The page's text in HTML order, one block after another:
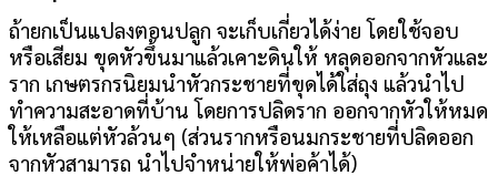
ถ้ายกเป็นแปลงตอนปลูก จะเก็บเกี่ยวได้ง่าย โดยใช้จอบ
หรือเสียม ขุดหัวขึ้นมาแล้วเคาะดินให้ หลุดออกจากหัวและ
ราก เกษตรกรนิยมนำหัวกระชายที่ขุดได้ใส่ถุง แล้วนำไป
ทำความสะอาดที่บ้าน โดยการปลิดราก ออกจากหัวให้หมด
ให้เหลือแต่หัวล้วนๆ (ส่วนรากหรือนมกระชายที่ปลิดออก
จากหัวสามารถ นำไปจำหน่ายให้พ่อค้าได้)